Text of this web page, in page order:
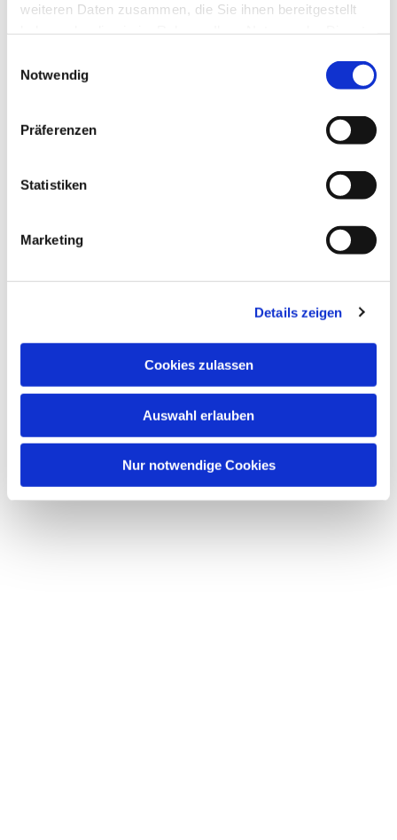
weiteren Daten zusammen, die Sie ihnen bereitgestellt
Notwendig
Präferenzen
Statistiken
Marketing
Details zeigen
Cookies zulassen
Auswahl erlauben
Nur notwendige Cookies
Dies könnte Sie auch
interessieren